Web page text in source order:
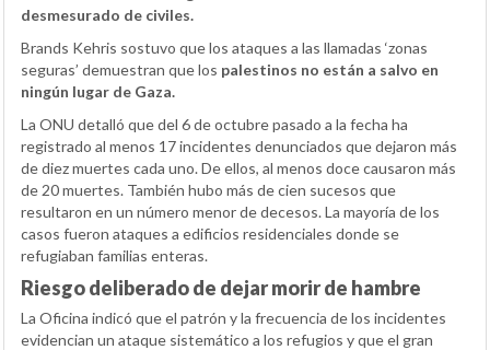
desmesurado de civiles.
Brands Kehris sostuvo que los ataques a las llamadas ‘zonas
seguras’ demuestran que los palestinos no están a salvo en
ningún lugar de Gaza.
La ONU detalló que del 6 de octubre pasado a la fecha ha
registrado al menos 17 incidentes denunciados que dejaron más
de diez muertes cada uno. De ellos, al menos doce causaron más
de 20 muertes. También hubo más de cien sucesos que
resultaron en un número menor de decesos. La mayoría de los
casos fueron ataques a edificios residenciales donde se
refugiaban familias enteras.
Riesgo deliberado de dejar morir de hambre
La Oficina indicó que el patrón y la frecuencia de los incidentes
evidencian un ataque sistemático a los refugios y que el gran